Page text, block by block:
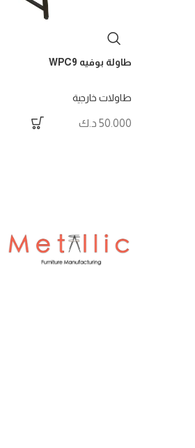
طاولة بوفيه WPC9
طاولات خارجية
50.000 د.ك